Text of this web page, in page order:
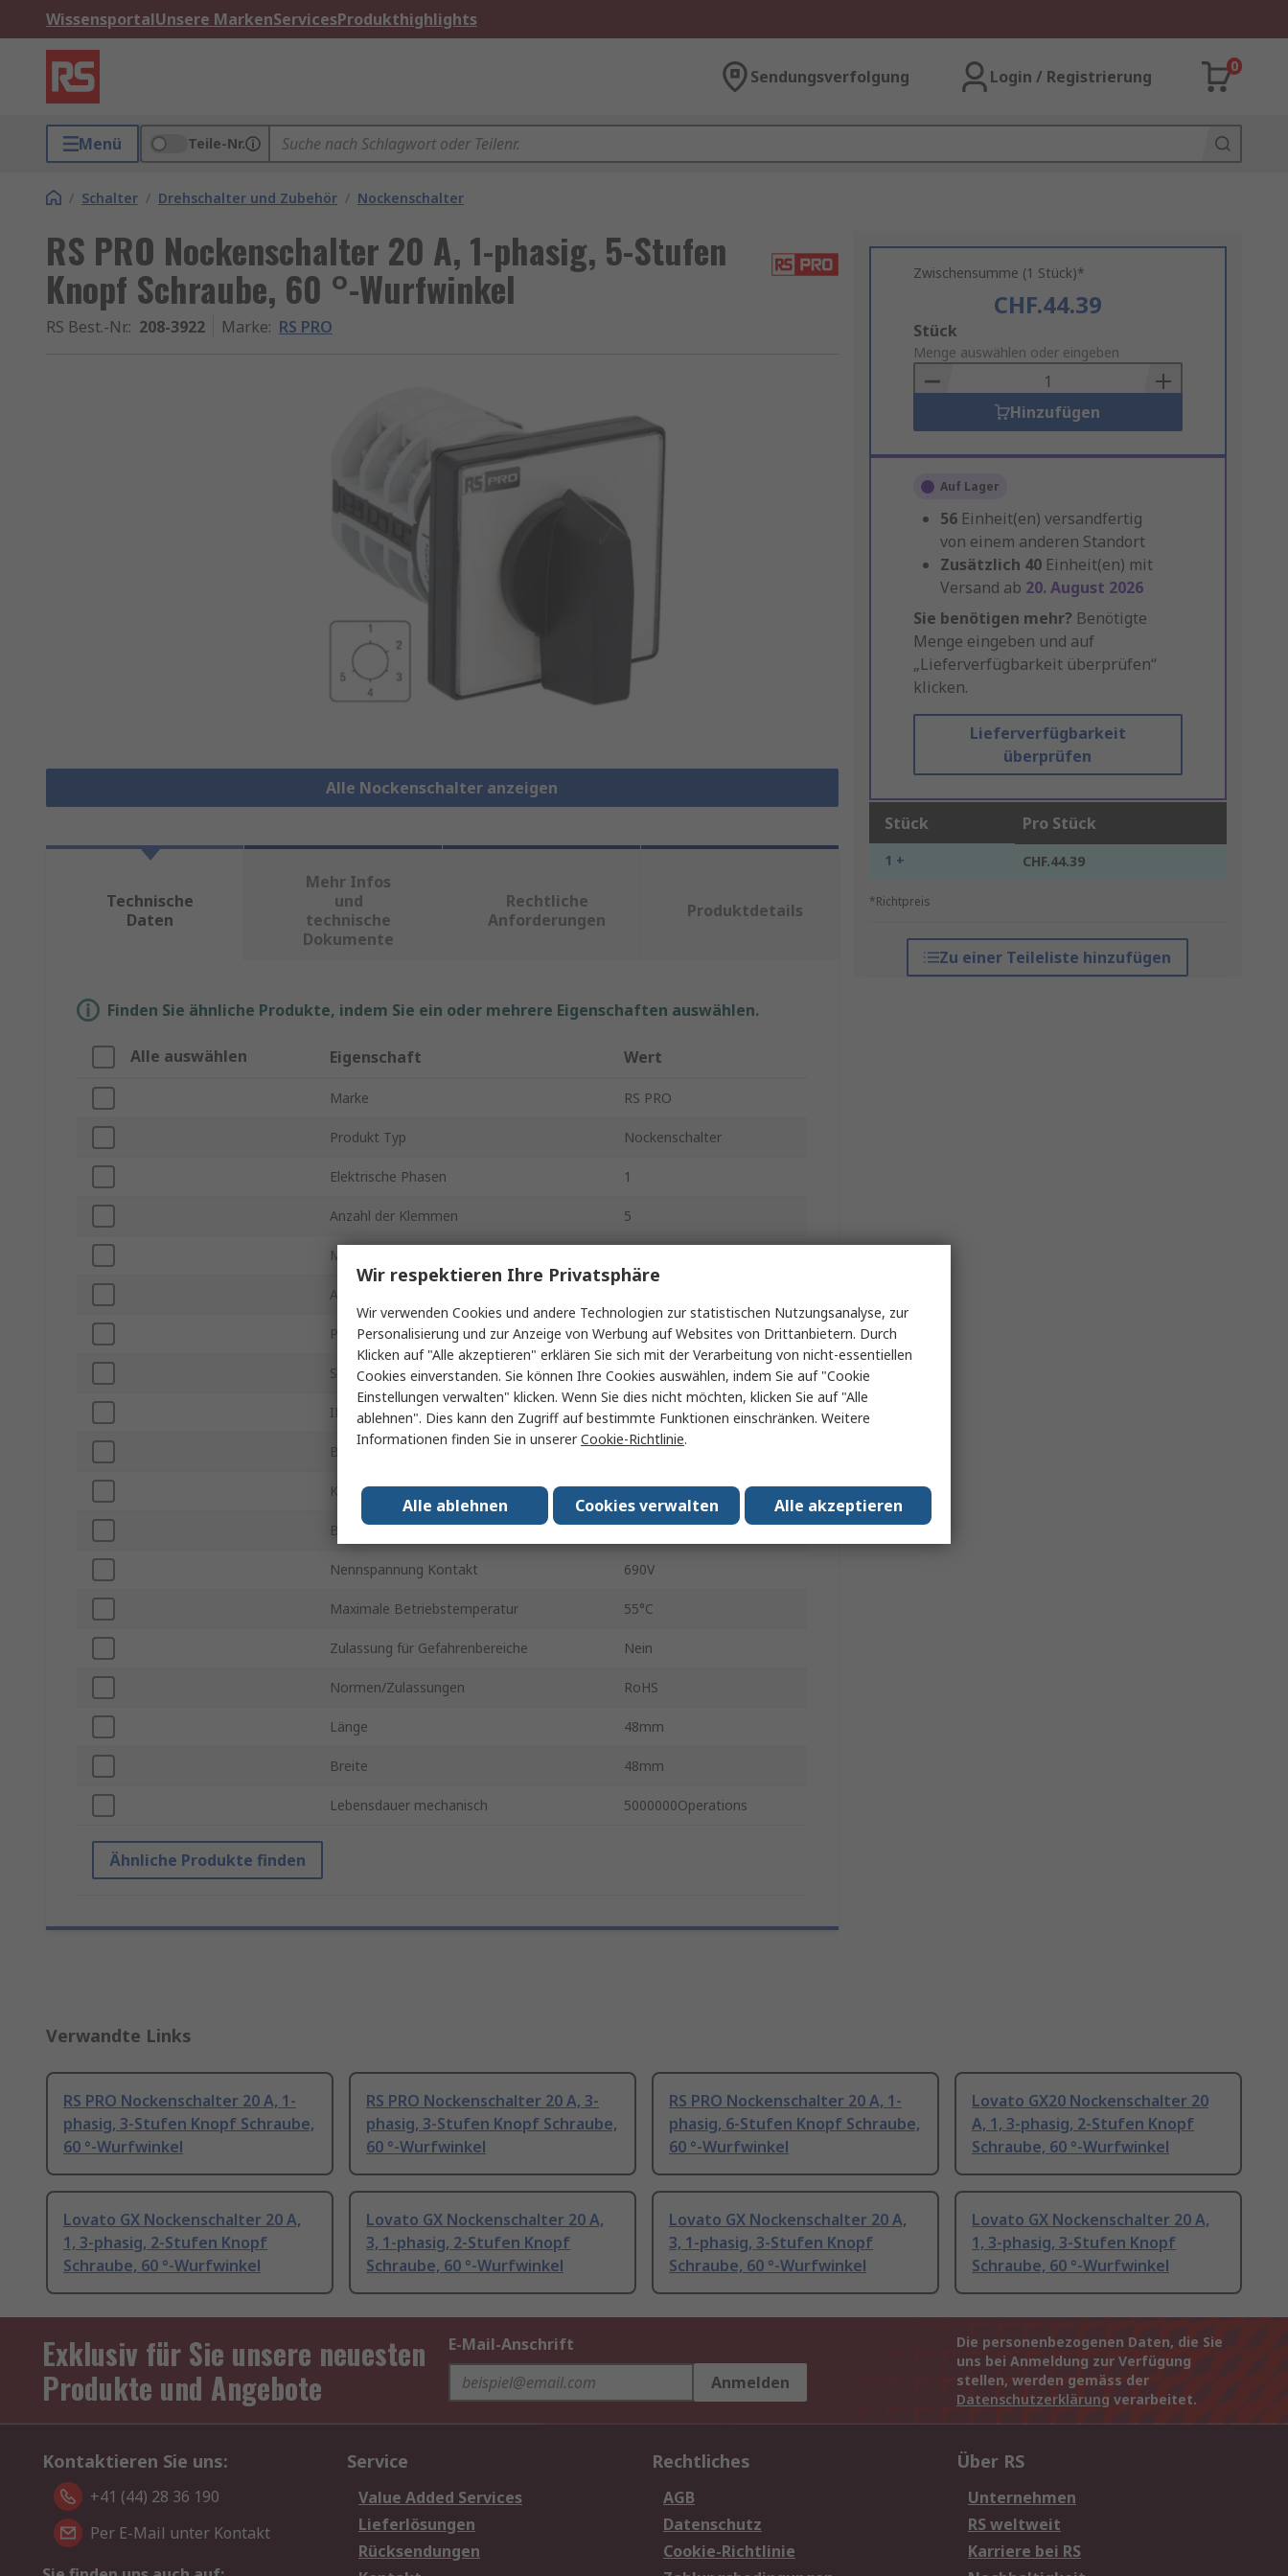
WissensportalUnsere MarkenServicesProdukthighlights
Sendungsverfolgung Login / Registrierung
0
Menü Teile-Nr.
/ Schalter / Drehschalter und Zubehör / Nockenschalter
RS PRO Nockenschalter 20 A, 1-phasig, 5-Stufen
Knopf Schraube, 60 °-Wurfwinkel
RS Best.-Nr.: 208-3922 Marke: RS PRO
Alle Nockenschalter anzeigen
Zwischensumme (1 Stück)*
CHF.44.39
Add
to
Basket
Stück
Menge auswählen oder eingeben
Hinzufügen
Auf Lager
56 Einheit(en) versandfertig
von einem anderen Standort
Zusätzlich 40 Einheit(en) mit
Versand ab 20. August 2026
Sie benötigen mehr? Benötigte
Menge eingeben und auf
„Lieferverfügbarkeit überprüfen“
klicken.
Lieferverfügbarkeit
überprüfen
Stück Pro Stück
1 + CHF.44.39
*Richtpreis
Zu einer Teileliste hinzufügen
Technische
Daten
Mehr Infos
und
technische
Dokumente
Rechtliche
Anforderungen
Produktdetails
Finden Sie ähnliche Produkte, indem Sie ein oder mehrere Eigenschaften auswählen.
Alle auswählen Eigenschaft Wert
Marke RS PRO
Produkt Typ Nockenschalter
Elektrische Phasen 1
Anzahl der Klemmen 5
Montageart
Anschlusstyp
Polanzahl 1
Schaltwinkel 60 °
IP-Schutzart IP20
Betriebstemperatur min. -25°C
Kontaktstrom 20A
Betätiger Typ Knopf
Nennspannung Kontakt 690V
Maximale Betriebstemperatur 55°C
Zulassung für Gefahrenbereiche Nein
Normen/Zulassungen RoHS
Länge 48mm
Breite 48mm
Lebensdauer mechanisch 5000000Operations
Ähnliche Produkte finden
Verwandte Links
RS PRO Nockenschalter 20 A, 1-
phasig, 3-Stufen Knopf Schraube,
60 °-Wurfwinkel
RS PRO Nockenschalter 20 A, 3-
phasig, 3-Stufen Knopf Schraube,
60 °-Wurfwinkel
RS PRO Nockenschalter 20 A, 1-
phasig, 6-Stufen Knopf Schraube,
60 °-Wurfwinkel
Lovato GX20 Nockenschalter 20
A, 1, 3-phasig, 2-Stufen Knopf
Schraube, 60 °-Wurfwinkel
Lovato GX Nockenschalter 20 A,
1, 3-phasig, 2-Stufen Knopf
Schraube, 60 °-Wurfwinkel
Lovato GX Nockenschalter 20 A,
3, 1-phasig, 2-Stufen Knopf
Schraube, 60 °-Wurfwinkel
Lovato GX Nockenschalter 20 A,
3, 1-phasig, 3-Stufen Knopf
Schraube, 60 °-Wurfwinkel
Lovato GX Nockenschalter 20 A,
1, 3-phasig, 3-Stufen Knopf
Schraube, 60 °-Wurfwinkel
Exklusiv für Sie unsere neuesten
Produkte und Angebote
E-Mail-Anschrift
Anmelden
Die personenbezogenen Daten, die Sie
uns bei Anmeldung zur Verfügung
stellen, werden gemäss der
Datenschutzerklärung verarbeitet.
Kontaktieren Sie uns:
+41 (44) 28 36 190
Per E-Mail unter Kontakt
Service
Value Added Services
Lieferlösungen
Rücksendungen
Rechtliches
AGB
Datenschutz
Cookie-Richtlinie
Über RS
Unternehmen
RS weltweit
Karriere bei RS
Wir respektieren Ihre Privatsphäre
Wir verwenden Cookies und andere Technologien zur statistischen Nutzungsanalyse, zur
Personalisierung und zur Anzeige von Werbung auf Websites von Drittanbietern. Durch
Klicken auf "Alle akzeptieren" erklären Sie sich mit der Verarbeitung von nicht-essentiellen
Cookies einverstanden. Sie können Ihre Cookies auswählen, indem Sie auf "Cookie
Einstellungen verwalten" klicken. Wenn Sie dies nicht möchten, klicken Sie auf "Alle
ablehnen". Dies kann den Zugriff auf bestimmte Funktionen einschränken. Weitere
Informationen finden Sie in unsererCookie-Richtlinie.
Alle akzeptieren
Cookies verwalten
Alle ablehnen